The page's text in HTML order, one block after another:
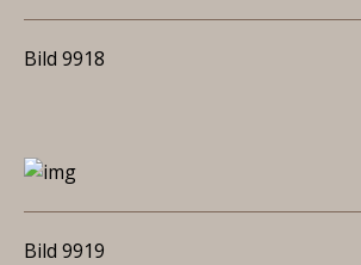
Bild 9918
Bild 9919